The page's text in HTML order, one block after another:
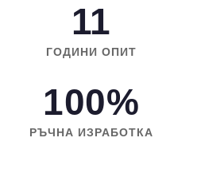
11
ГОДИНИ ОПИТ
100%
РЪЧНА ИЗРАБОТКА